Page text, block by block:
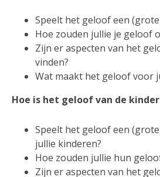
Speelt het geloof een
Hoe zouden jullie je geloof
Zijn er aspecten van het
vinden?
Wat maakt het geloof voor
Hoe is het geloof van de
Speelt het geloof een
jullie kinderen?
Hoe zouden jullie hun
Zijn er aspecten van het